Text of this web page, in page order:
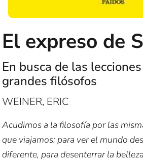
El expreso de
En busca de las
grandes filósofos
WEINER, ERIC
Acudimos a la filosofía por las
que viajamos: para ver el mundo
diferente, para desenterrar la